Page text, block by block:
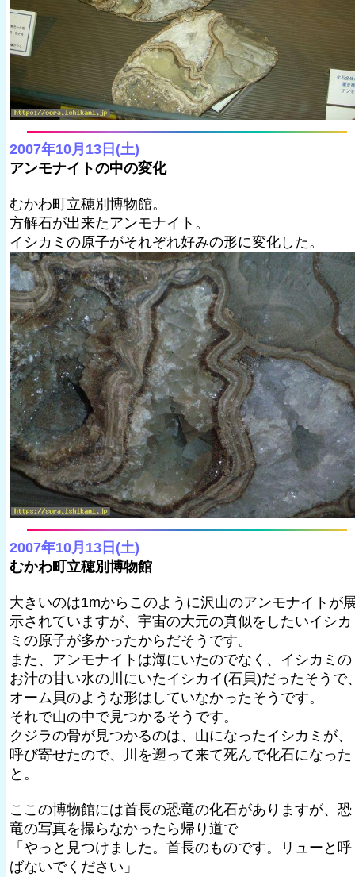
2007年10月13日(土)
アンモナイトの中の変化
むかわ町立穂別博物館。
方解石が出来たアンモナイト。
イシカミの原子がそれぞれ好みの形に変化した。
2007年10月13日(土)
むかわ町立穂別博物館
大きいのは1mからこのように沢山のアンモナイトが
示されていますが、宇宙の大元の真似をしたいイシカ
ミの原子が多かったからだそうです。
また、アンモナイトは海にいたのでなく、イシカミの
お汁の甘い水の川にいたイシカイ(石貝)だったそうで
オーム貝のような形はしていなかったそうです。
それで山の中で見つかるそうです。
クジラの骨が見つかるのは、山になったイシカミが、
呼び寄せたので、川を遡って来て死んで化石になった
と。
ここの博物館には首長の恐竜の化石がありますが、恐
竜の写真を撮らなかったら帰り道で
「やっと見つけました。首長のものです。リューと呼
ばないでください」